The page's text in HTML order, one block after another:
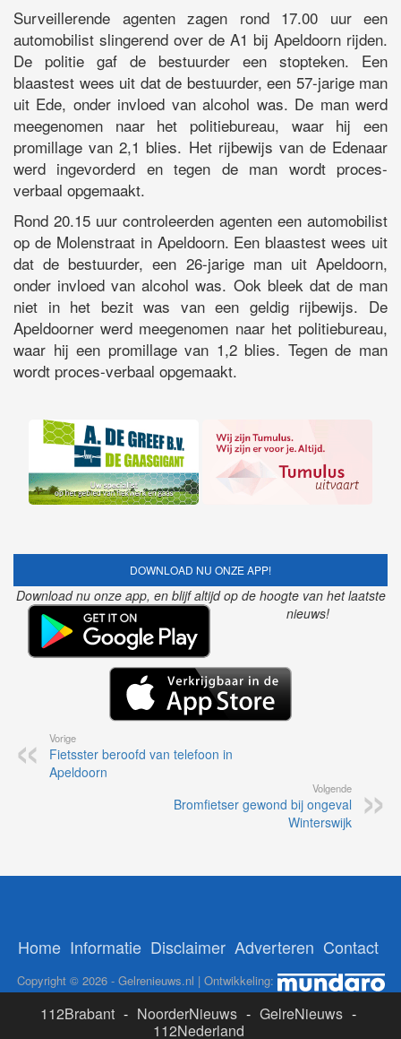
Surveillerende agenten zagen rond 17.00 uur een
automobilist slingerend over de A1 bij Apeldoorn rijden.
De politie gaf de bestuurder een stopteken. Een
blaastest wees uit dat de bestuurder, een 57-jarige man
uit Ede, onder invloed van alcohol was. De man werd
meegenomen naar het politiebureau, waar hij een
promillage van 2,1 blies. Het rijbewijs van de Edenaar
werd ingevorderd en tegen de man wordt proces-
verbaal opgemaakt.
Rond 20.15 uur controleerden agenten een automobilist
op de Molenstraat in Apeldoorn. Een blaastest wees uit
dat de bestuurder, een 26-jarige man uit Apeldoorn,
onder invloed van alcohol was. Ook bleek dat de man
niet in het bezit was van een geldig rijbewijs. De
Apeldoorner werd meegenomen naar het politiebureau,
waar hij een promillage van 1,2 blies. Tegen de man
wordt proces-verbaal opgemaakt.
DOWNLOAD NU ONZE APP!
Download nu onze app, en blijf altijd op de hoogte van het laatste
nieuws!
Vorige
Fietsster beroofd van telefoon in
Apeldoorn
Volgende
Bromfietser gewond bij ongeval
Winterswijk
Home Informatie Disclaimer Adverteren Contact
Copyright © 2026 - Gelrenieuws.nl | Ontwikkeling:
112Brabant - NoorderNieuws - GelreNieuws -
112Nederland